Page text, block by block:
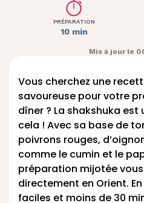
PRÉPARATION
10 min
Mis à jour le
Vous cherchez une
savoureuse pour votre
dîner ? La shakshuka
cela ! Avec sa base de
poivrons rouges,
comme le cumin et le
préparation mijotée
directement en Orient.
faciles et moins de 30